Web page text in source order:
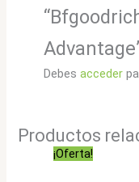
Debes acceder
Productos
¡Oferta!